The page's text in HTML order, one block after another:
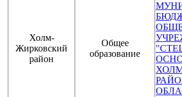
Холм-
Жирковский
район
Общее
образование